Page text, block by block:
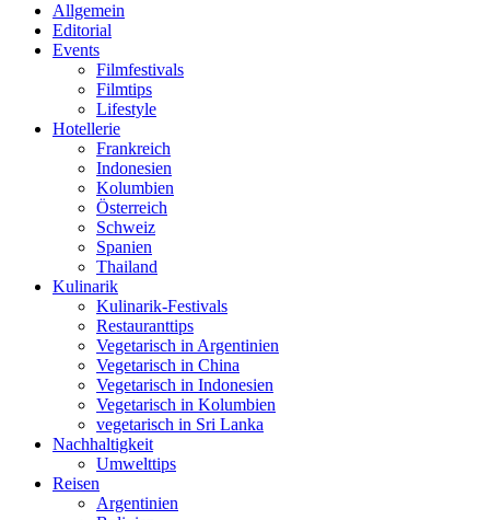
Allgemein
Editorial
Events
Filmfestivals
Filmtips
Lifestyle
Hotellerie
Frankreich
Indonesien
Kolumbien
Österreich
Schweiz
Spanien
Thailand
Kulinarik
Kulinarik-Festivals
Restauranttips
Vegetarisch in Argentinien
Vegetarisch in China
Vegetarisch in Indonesien
Vegetarisch in Kolumbien
vegetarisch in Sri Lanka
Nachhaltigkeit
Umwelttips
Reisen
Argentinien